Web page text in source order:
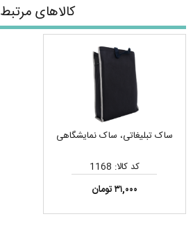
کالاهای مرتبط
ساک تبلیغاتی، ساک نمایشگاهی
کد کالا: 1168
۳۱,۰۰۰ تومان